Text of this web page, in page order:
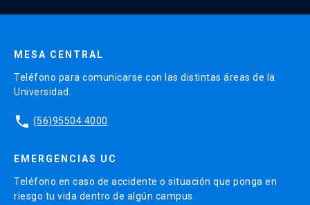
MESA CENTRAL
Teléfono para comunicarse con las distintas áreas de la
Universidad.
phone (56)95504 4000
EMERGENCIAS UC
Teléfono en caso de accidente o situación que ponga en
riesgo tu vida dentro de algún campus.